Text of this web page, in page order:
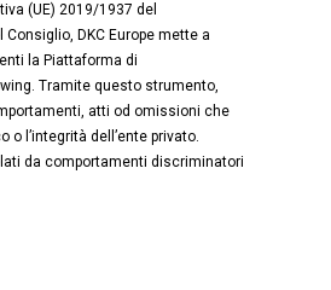
(UE) 2019/1937 del
DKC Europe mette a
la Piattaforma di
Tramite questo strumento,
atti od omissioni che
o l’integrità dell’ente privato.
da comportamenti discriminatori